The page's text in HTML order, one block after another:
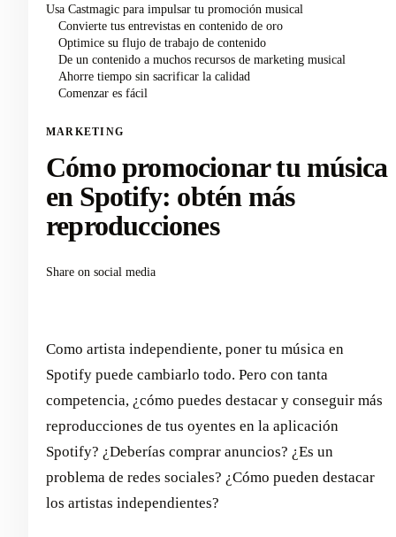
Usa Castmagic para impulsar tu promoción musical
Convierte tus entrevistas en contenido de oro
Optimice su flujo de trabajo de contenido
De un contenido a muchos recursos de marketing musical
Ahorre tiempo sin sacrificar la calidad
Comenzar es fácil
MARKETING
Cómo promocionar tu música
en Spotify: obtén más
reproducciones
Share on social media
Como artista independiente, poner tu música en
Spotify puede cambiarlo todo. Pero con tanta
competencia, ¿cómo puedes destacar y conseguir más
reproducciones de tus oyentes en la aplicación
Spotify? ¿Deberías comprar anuncios? ¿Es un
problema de redes sociales? ¿Cómo pueden destacar
los artistas independientes?